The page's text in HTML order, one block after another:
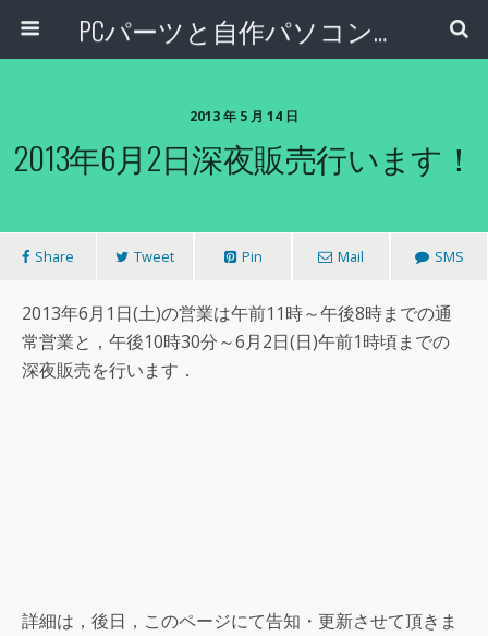
PCパーツと自作パソコン・組み立てパソコンの専門店 | PCワンズ
2013 年 5 月 14 日
2013年6月2日深夜販売行います！
Share Tweet Pin Mail SMS
2013年6月1日(土)の営業は午前11時～午後8時までの通
常営業と，午後10時30分～6月2日(日)午前1時頃までの
深夜販売を行います．
詳細は，後日，このページにて告知・更新させて頂きま